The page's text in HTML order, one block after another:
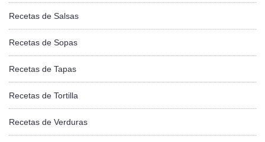
Recetas de Salsas
Recetas de Sopas
Recetas de Tapas
Recetas de Tortilla
Recetas de Verduras